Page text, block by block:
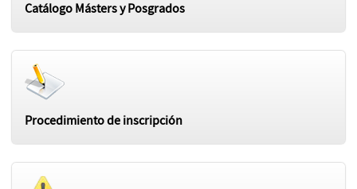
Catálogo Másters y Posgrados
Procedimiento de inscripción